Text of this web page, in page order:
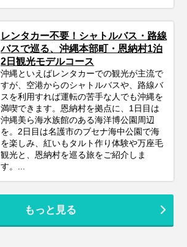
レンタカー不要！シャトルバス・路線
バスで巡る、沖縄本部町・恩納村1泊
2日観光モデルコース
沖縄といえばレンタカーでの観光が主流で
すが、空港からのシャトルバスや、路線バ
スを利用すれば運転の苦手な人でも沖縄を
満喫できます。恩納村を拠点に、1日目は
沖縄美ら海水族館のある海洋博公園周辺
を。2日目は名護市のブセナ海中公園で海
を楽しみ、紅いもタルト作り体験や万座毛
観光と、恩納村を巡る旅をご紹介しま
す。...
もっと見る